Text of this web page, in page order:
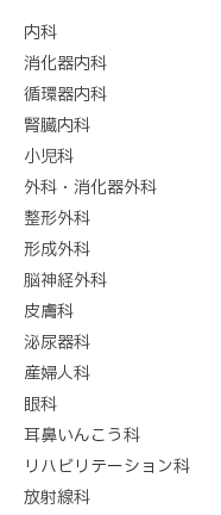
内科
消化器内科
循環器内科
腎臓内科
小児科
外科・消化器外科
整形外科
形成外科
脳神経外科
皮膚科
泌尿器科
産婦人科
眼科
耳鼻いんこう科
リハビリテーション科
放射線科